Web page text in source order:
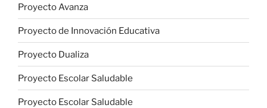
Proyecto Avanza
Proyecto de Innovación Educativa
Proyecto Dualiza
Proyecto Escolar Saludable
Proyecto Escolar Saludable